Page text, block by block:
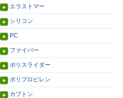
エラストマー
シリコン
PC
ファイバー
ポリスライダー
ポリプロピレン
カプトン